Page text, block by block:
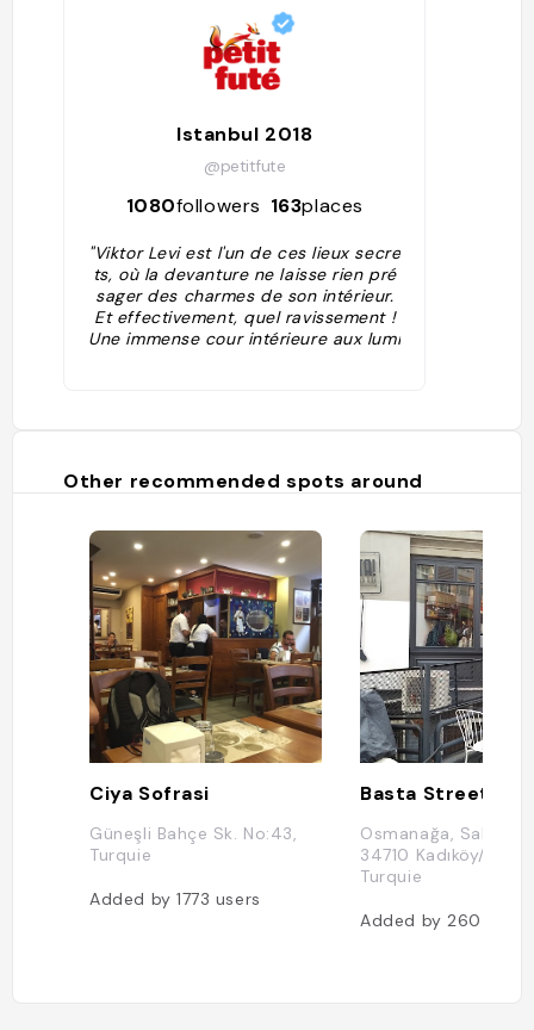
Istanbul 2018
@petitfute
1080followers 163places
"Viktor Levi est l'un de ces lieux secre
ts, où la devanture ne laisse rien pré
sager des charmes de son intérieur.
Et effectivement, quel ravissement !
Une immense cour intérieure aux lumi
siette de fromage tout en sirotant un
rix qui sont franchement élevés mêm
e pour le quartier, et le succès de l'a
dresse qui la rende assez bruyante l
e week-end. Notre conseil : s'y rendr
e pour un verre et grignoter un assor
timent de mezze un soir de semaine,
mais pas forcément pour y dîner."
Other recommended spots around
Ciya Sofrasi
Güneşli Bahçe Sk. No:43,
Turquie
Added by1773 users
Basta Street
Osmanağa, Sakız
34710 Kadıköy/
Turquie
Added by260